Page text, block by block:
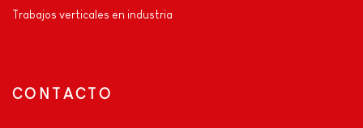
Trabajos verticales en industria
CONTACTO